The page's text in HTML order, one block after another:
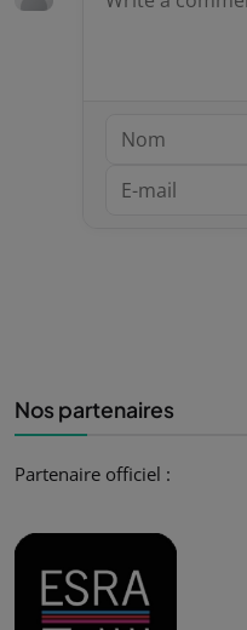
Nos partenaires
Partenaire officiel :